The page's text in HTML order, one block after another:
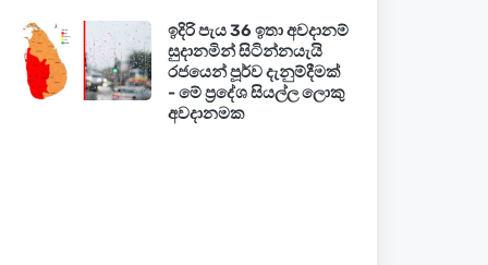
ඉදිරි පැය 36 ඉතා අවදානම්
සුදානමින් සිටින්නයැයි
රජයෙන් පූර්ව දැනුම්දීමක්
- මේ ප්‍රදේශ සියල්ල ලොකු
අවදානමක